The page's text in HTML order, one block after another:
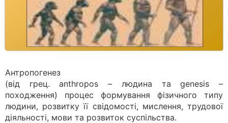
Антропогенез
(від грец. аnthropos – людина та genesis –
походження) процес формування фізичного типу
людини, розвитку її свідомості, мислення, трудової
діяльності, мови та розвиток суспільства.